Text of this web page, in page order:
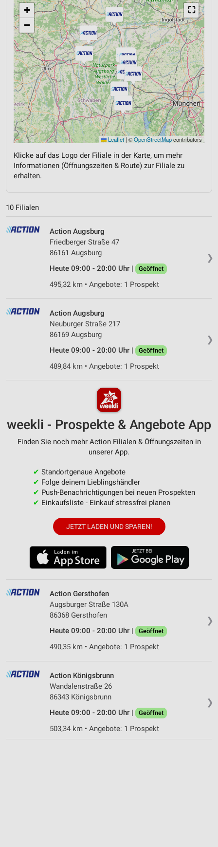
⛶
+
−
Leaflet | ©OpenStreetMapcontributors
Klicke auf das Logo der Filiale in der Karte, um mehr
Informationen (Öffnungszeiten & Route) zur Filiale zu
erhalten.
10 Filialen
❯
Action Augsburg
Friedberger Straße 47
86161 Augsburg
Heute 09:00 - 20:00 Uhr |
Geöffnet
495,32 km • Angebote: 1 Prospekt
❯
Action Augsburg
Neuburger Straße 217
86169 Augsburg
Heute 09:00 - 20:00 Uhr |
Geöffnet
489,84 km • Angebote: 1 Prospekt
weekli - Prospekte & Angebote App
Finden Sie noch mehr Action Filialen & Öffnungszeiten in
unserer App.
✔ Standortgenaue Angebote
✔ Folge deinem Lieblingshändler
✔ Push-Benachrichtigungen bei neuen Prospekten
✔ Einkaufsliste - Einkauf stressfrei planen
JETZT LADEN UND SPAREN!
❯
Action Gersthofen
Augsburger Straße 130A
86368 Gersthofen
Heute 09:00 - 20:00 Uhr |
Geöffnet
490,35 km • Angebote: 1 Prospekt
❯
Action Königsbrunn
Wandalenstraße 26
86343 Königsbrunn
Heute 09:00 - 20:00 Uhr |
Geöffnet
503,34 km • Angebote: 1 Prospekt